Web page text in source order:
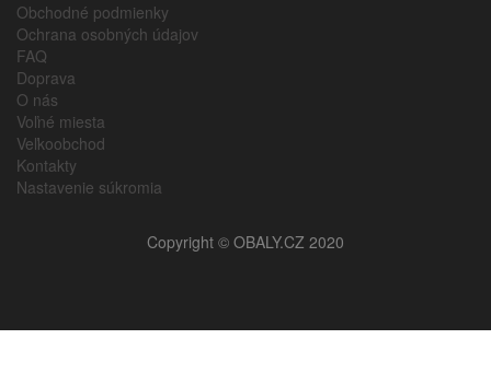
Obchodné podmienky
Ochrana osobných údajov
FAQ
Doprava
O nás
Voľné miesta
Veľkoobchod
Kontakty
Nastavenie súkromia
Copyright © OBALY.CZ 2020